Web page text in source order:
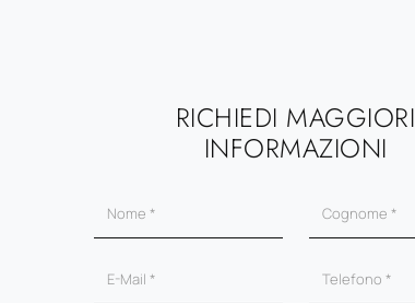
RICHIEDI MAGGIORI
INFORMAZIONI